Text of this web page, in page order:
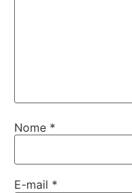
Nome *
E-mail *